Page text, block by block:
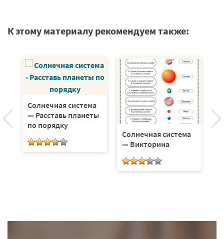
К этому материалу рекомендуем также:
Солнечная система
— Расставь планеты
по порядку
Солнечная система
— Викторина